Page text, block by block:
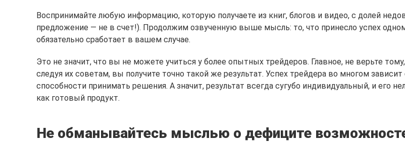
Воспринимайте любую информацию, которую получаете из книг, блогов и видео, с долей
предложение — не в счет!). Продолжим озвученную выше мысль: то, что принесло успех
обязательно сработает в вашем случае.
Это не значит, что вы не можете учиться у более опытных трейдеров. Главное, не верьте
следуя их советам, вы получите точно такой же результат. Успех трейдера во многом
способности принимать решения. А значит, результат всегда сугубо индивидуальный, и его
как готовый продукт.
Не обманывайтесь мыслью о дефиците